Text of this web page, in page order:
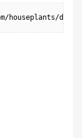
houseplants/